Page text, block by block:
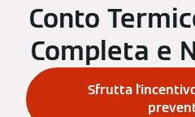
Conto
Completa e
Sfrutta